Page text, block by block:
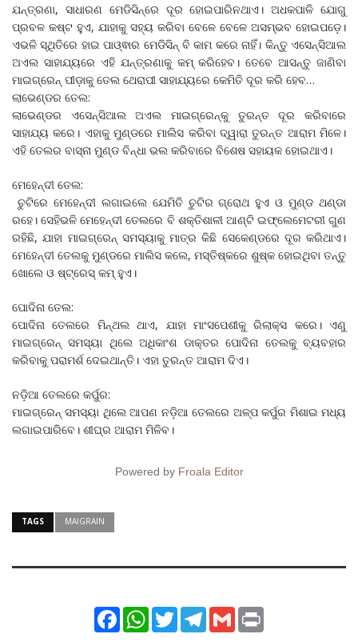
ଯନ୍ତ୍ରଣା, ସାଧାରଣ ମେଡିସିନ୍‌ରେ ଦୂର ହୋଇପାରିନଥାଏ। ଅଧକପାଳି ଯୋଗୁ
ପ୍ରବଳ କଷ୍ଟ ହୁଏ, ଯାହାକୁ ସହ୍ୟ କରିବା ବେଳେ ବେଳେ ଅସମ୍ଭବ ହୋଇପଡ଼େ।
ଏଭଳି ସ୍ଥିତିରେ ହାଇ ପାଓ୍ଵାର ମେଡିସିନ୍‌ ବି କାମ କରେ ନାହିଁ। କିନ୍ତୁ ଏସେନ୍ସିଆଲ
ଅଏଲ ସାହାଯ୍ୟରେ ଏହି ଯନ୍ତ୍ରଣାକୁ କମ୍‌ କରିହେବ। ତେବେ ଆସନ୍ତୁ ଜାଣିବା
ମାଇଗ୍ରେନ୍‌ ପୀଡ଼ାକୁ ତେଲ ଥେରାପୀ ସାହାଯ୍ୟରେ କେମିତି ଦୂର କରି ହେବ…
ଲାଭେଣ୍ଡର ତେଲ:
ଲାଭେଣ୍ଡର ଏସେନ୍ସିଆଲ ଅଏଲ ମାଇଗ୍ରେନ୍‌କୁ ତୁରନ୍ତ ଦୂର କରିବାରେ
ସାହାଯ୍ୟ କରେ। ଏହାକୁ ମୁଣ୍ଡରେ ମାଲିସ କରିବା ଦ୍ୱାରା ତୁରନ୍ତ ଆରାମ ମିଳେ।
ଏହି ତେଲର ବାସ୍ନା ମୁଣ୍ଡ ବିନ୍ଧା ଭଲ କରିବାରେ ବିଶେଷ ସହାୟକ ହୋଇଥାଏ।
ମେହେନ୍ଦୀ ତେଲ:
ଚୁଟିରେ ମେହେନ୍ଦୀ ଲଗାଇଲେ ଯେମିତି ଚୁଟିର ଗ୍ରୋଥ ହୁଏ ଓ ମୁଣ୍ଡ ଥଣ୍ଡା
ରହେ। ସେହିଭଳି ମେହେନ୍ଦୀ ତେଲରେ ବି ଶକ୍ତିଶାଳୀ ଆଣ୍ଟି ଇଫ୍ଲେମେଟରୀ ଗୁଣ
ରହିଛି, ଯାହା ମାଇଗ୍ରେନ୍‌ ସମସ୍ୟାକୁ ମାତ୍ର କିଛି ସେକେଣ୍ଡରେ ଦୂର କରିଥାଏ।
ମେହେନ୍ଦୀ ତେଲକୁ ମୁଣ୍ଡରେ ମାଲିସ କଲେ, ମସ୍ତିଷ୍କରେ ଶୁଷ୍କ ହୋଇଥିବା ତନ୍ତୁ
ଖୋଲେ ଓ ଷ୍ଟ୍ରେସ୍‌ କମ୍‌ ହୁଏ।
ପୋଦିନା ତେଲ:
ପୋଦିନା ତେଲରେ ମିନ୍ଥଲ ଥାଏ, ଯାହା ମାଂସପେଶୀକୁ ରିଲାକ୍ସ କରେ। ଏଣୁ
ମାଇଗ୍ରେନ୍‌ ସମସ୍ୟା ଥିଲେ ଅଧିକାଂଶ ଡାକ୍ତର ପୋଦିନା ତେଲକୁ ବ୍ୟବହାର
କରିବାକୁ ପରାମର୍ଶ ଦେଇଥାନ୍ତି। ଏହା ତୁରନ୍ତ ଆରାମ ଦିଏ।
ନଡ଼ିଆ ତେଲରେ କର୍ପୁର:
ମାଇଗ୍ରେନ୍‌ ସମସ୍ୟା ଥିଲେ ଆପଣ ନଡ଼ିଆ ତେଲରେ ଅଳ୍ପ କର୍ପୁର ମିଶାଇ ମଧ୍ୟ
ଲଗାଇପାରିବେ। ଶୀଘ୍ର ଆରାମ ମିଳିବ।
Powered by Froala Editor
TAGS MAIGRAIN
FacebookWhatsApp
TwitterTelegram
Gmail